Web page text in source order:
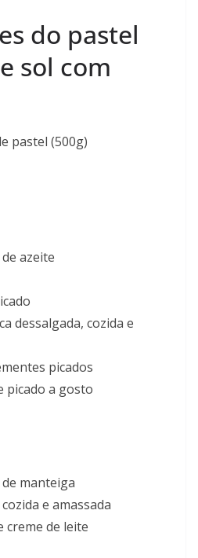
do pastel
sol com
pastel (500g)
azeite
dessalgada, cozida e
picados
picado a gosto
manteiga
e amassada
creme de leite